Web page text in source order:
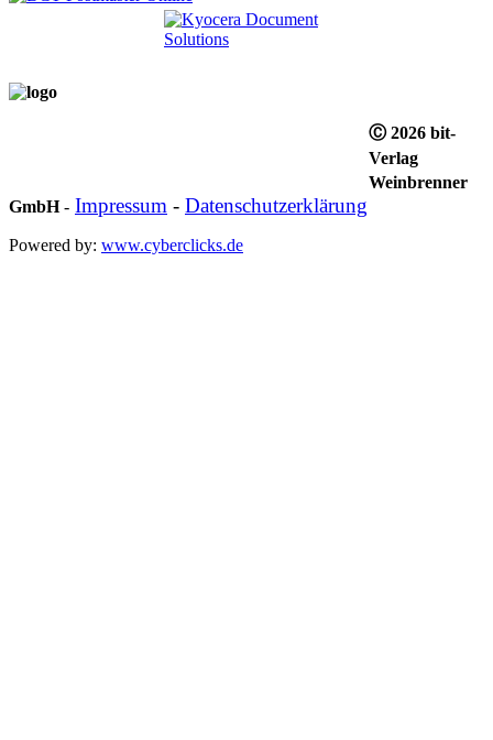
Ⓒ 2026 bit-
Verlag
Weinbrenner
GmbH- Impressum - Datenschutzerklärung
Powered by: www.cyberclicks.de